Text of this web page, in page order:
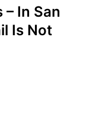
In San
Is Not